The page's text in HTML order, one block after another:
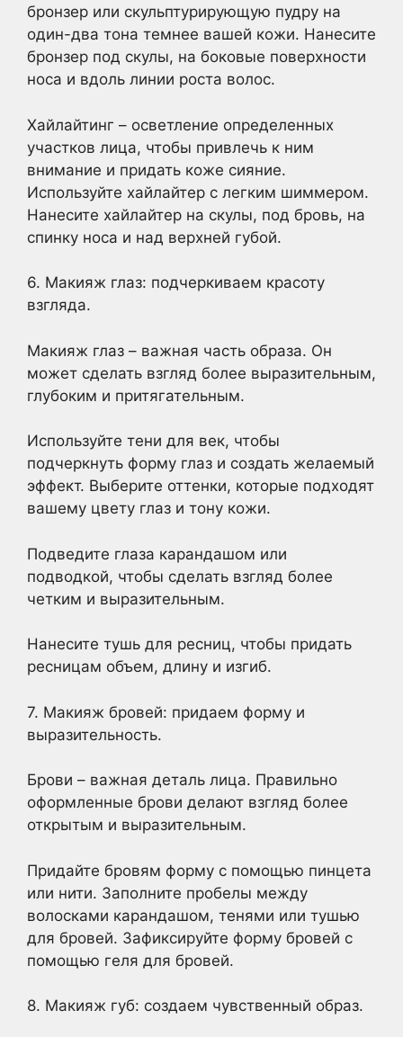
бронзер или скульптурирующую пудру на
один-два тона темнее вашей кожи. Нанесите
бронзер под скулы, на боковые поверхности
носа и вдоль линии роста волос.
Хайлайтинг – осветление определенных
участков лица, чтобы привлечь к ним
внимание и придать коже сияние.
Используйте хайлайтер с легким шиммером.
Нанесите хайлайтер на скулы, под бровь, на
спинку носа и над верхней губой.
6. Макияж глаз: подчеркиваем красоту
взгляда.
Макияж глаз – важная часть образа. Он
может сделать взгляд более выразительным,
глубоким и притягательным.
Используйте тени для век, чтобы
подчеркнуть форму глаз и создать желаемый
эффект. Выберите оттенки, которые подходят
вашему цвету глаз и тону кожи.
Подведите глаза карандашом или
подводкой, чтобы сделать взгляд более
четким и выразительным.
Нанесите тушь для ресниц, чтобы придать
ресницам объем, длину и изгиб.
7. Макияж бровей: придаем форму и
выразительность.
Брови – важная деталь лица. Правильно
оформленные брови делают взгляд более
открытым и выразительным.
Придайте бровям форму с помощью пинцета
или нити. Заполните пробелы между
волосками карандашом, тенями или тушью
для бровей. Зафиксируйте форму бровей с
помощью геля для бровей.
8. Макияж губ: создаем чувственный образ.